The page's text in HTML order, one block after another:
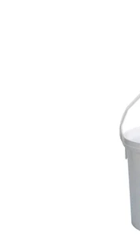
Šokový chlór s
nabízí účinnou a
bazénu (velmi
19635